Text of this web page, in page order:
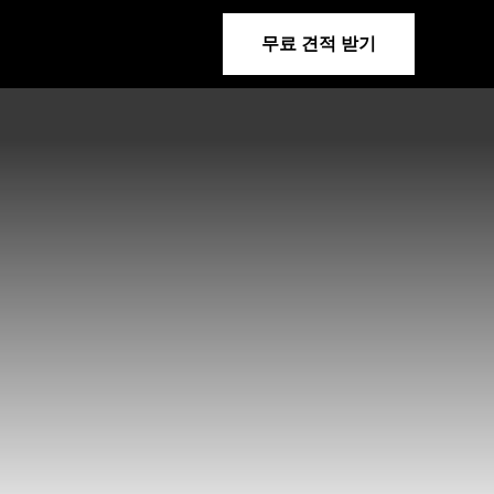
무료 견적 받기